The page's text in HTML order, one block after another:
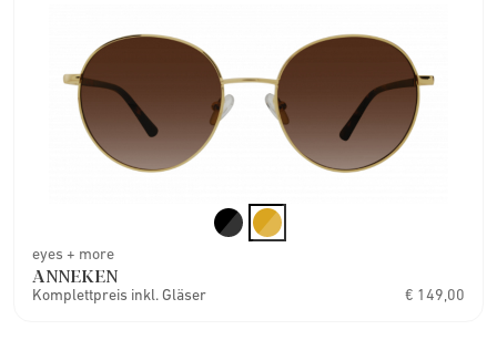
eyes + more
ANNEKEN
Komplettpreis inkl. Gläser € 149,00